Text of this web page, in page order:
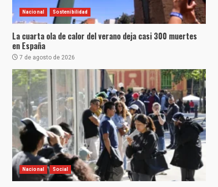
Nacional Sostenibilidad
La cuarta ola de calor del verano deja casi 300 muertes
en España
7 de agosto de 2026
Nacional Social